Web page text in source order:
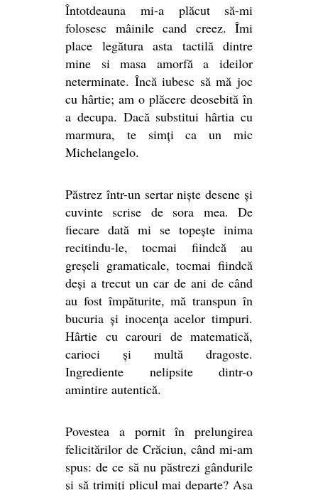
Întotdeauna mi-a plăcut să-mi
folosesc mâinile cand creez. Îmi
place legătura asta tactilă dintre
mine si masa amorfă a ideilor
neterminate. Încă iubesc să mă joc
cu hârtie; am o plăcere deosebită în
a decupa. Dacă substitui hârtia cu
marmura, te simți ca un mic
Michelangelo.
Păstrez într-un sertar niște desene și
cuvinte scrise de sora mea. De
fiecare dată mi se topește inima
recitindu-le, tocmai fiindcă au
greșeli gramaticale, tocmai fiindcă
deși a trecut un car de ani de când
au fost împăturite, mă transpun în
bucuria și inocența acelor timpuri.
Hârtie cu carouri de matematică,
carioci și multă dragoste.
Ingrediente nelipsite dintr-o
amintire autentică.
Povestea a pornit în prelungirea
felicitărilor de Crăciun, când mi-am
spus: de ce să nu păstrezi gândurile
și să trimiți plicul mai departe? Așa